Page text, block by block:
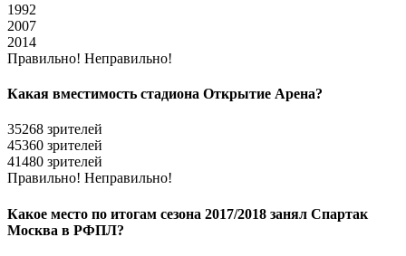
1992
2007
2014
Правильно! Неправильно!
Какая вместимость стадиона Открытие Арена?
35268 зрителей
45360 зрителей
41480 зрителей
Правильно! Неправильно!
Какое место по итогам сезона 2017/2018 занял Спартак
Москва в РФПЛ?